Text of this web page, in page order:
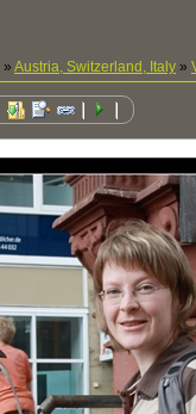
» Austria, Switzerland, Italy »